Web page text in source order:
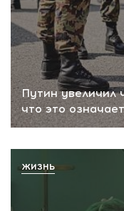
Путин увеличил
что это
ЖИЗНЬ